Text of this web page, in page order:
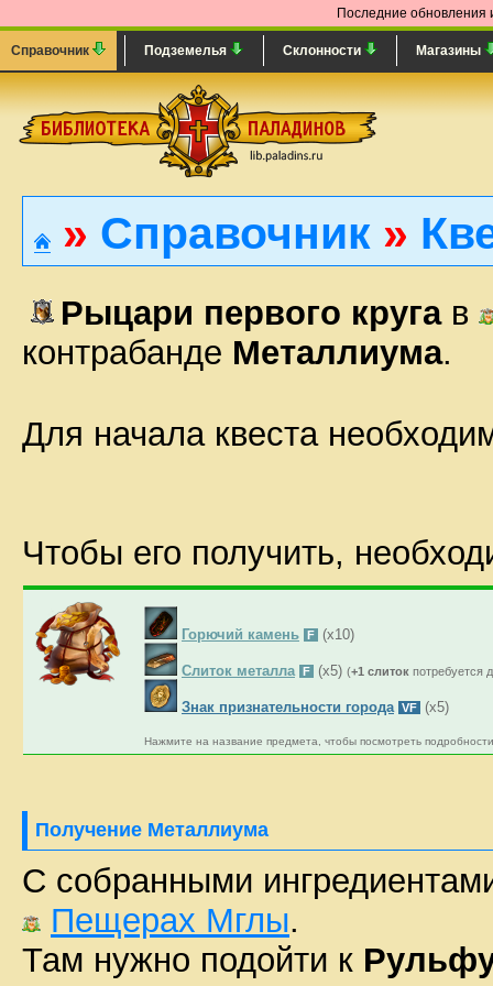
Последние обновления
Справочник Подземелья Склонности Магазины
» Справочник »
Рыцари первого кругав
контрабанде Металлиума.
Для начала квеста
Чтобы его получить,
Горючий камень F (х10)
Слиток металла F (х5) (+1 слиток потребуется
Знак признательности города VF (х5)
Нажмите на название предмета, чтобы посмотреть
Получение Металлиума
С собранными
Пещерах Мглы.
Там нужно подойти к